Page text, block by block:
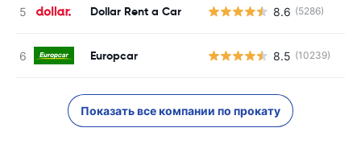
Dollar Rent a Car 8.6 (5286)
Europcar 8.5 (10239)
Показать все компании по прокату